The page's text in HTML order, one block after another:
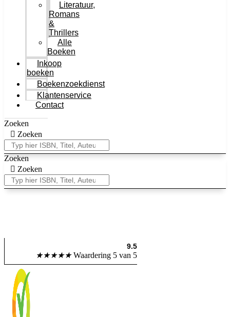
Literatuur,
Romans
&
Thrillers
Alle
Boeken
Inkoop
boeken
Boekenzoekdienst
Klantenservice
Contact
Zoeken
Zoeken
Zoeken
Zoeken
9.5
★★★★★ Waardering 5 van 5